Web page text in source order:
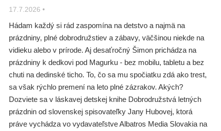
17.7.2026 •
Hádam každý si rád zaspomína na detstvo a najmä na
prázdniny, plné dobrodružstiev a zábavy, väčšinou niekde na
vidieku alebo v prírode. Aj desaťročný Šimon prichádza na
prázdniny k dedkovi pod Magurku - bez mobilu, tabletu a bez
chuti na dedinské ticho. To, čo sa mu spočiatku zdá ako trest,
sa však rýchlo premení na leto plné zázrakov. Akých?
Dozviete sa v láskavej detskej knihe Dobrodružstvá letných
prázdnin od slovenskej spisovateľky Jany Hubovej, ktorá
práve vychádza vo vydavateľstve Albatros Media Slovakia na